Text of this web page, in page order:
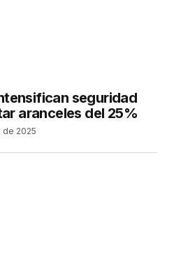
seguridad
aranceles del 25%
2025